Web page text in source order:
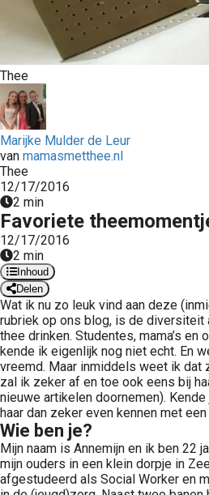
Thee
Marijke Mulder de Leur
van mamasmetthee.nl
Thee
12/17/2016
2 min
Favoriete
12/17/2016
2 min
Inhoud
Delen
Wat ik nu zo leuk vind aan deze
rubriek op ons blog, is de diversiteit
thee drinken. Studentes, mama’s en
kende ik eigenlijk nog niet echt. En
vreemd. Maar inmiddels weet ik dat
zal ik zeker af en toe ook eens bij
nieuwe artikelen doornemen).
haar dan zeker even kennen met
Wie ben je?
Mijn naam is Annemijn en ik ben 22
mijn ouders in een klein dorpje in
afgestudeerd als Social Worker en
Hierdoor
website-
van